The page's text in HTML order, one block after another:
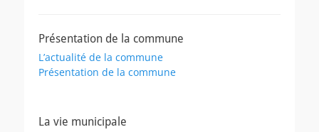
Présentation de la commune
L’actualité de la commune
Présentation de la commune
La vie municipale